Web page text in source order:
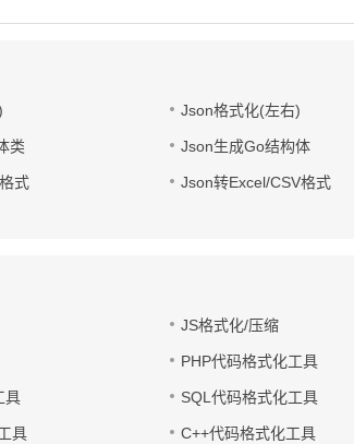
Json格式化(左右)
类 Json生成Go结构体
式 Json转Excel/CSV格式
JS格式化/压缩
PHP代码格式化工具
具 SQL代码格式化工具
具 C++代码格式化工具